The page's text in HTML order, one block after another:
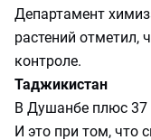
Департамент
растений отметил,
контроле.
Таджикистан
В Душанбе плюс
И это при том, что